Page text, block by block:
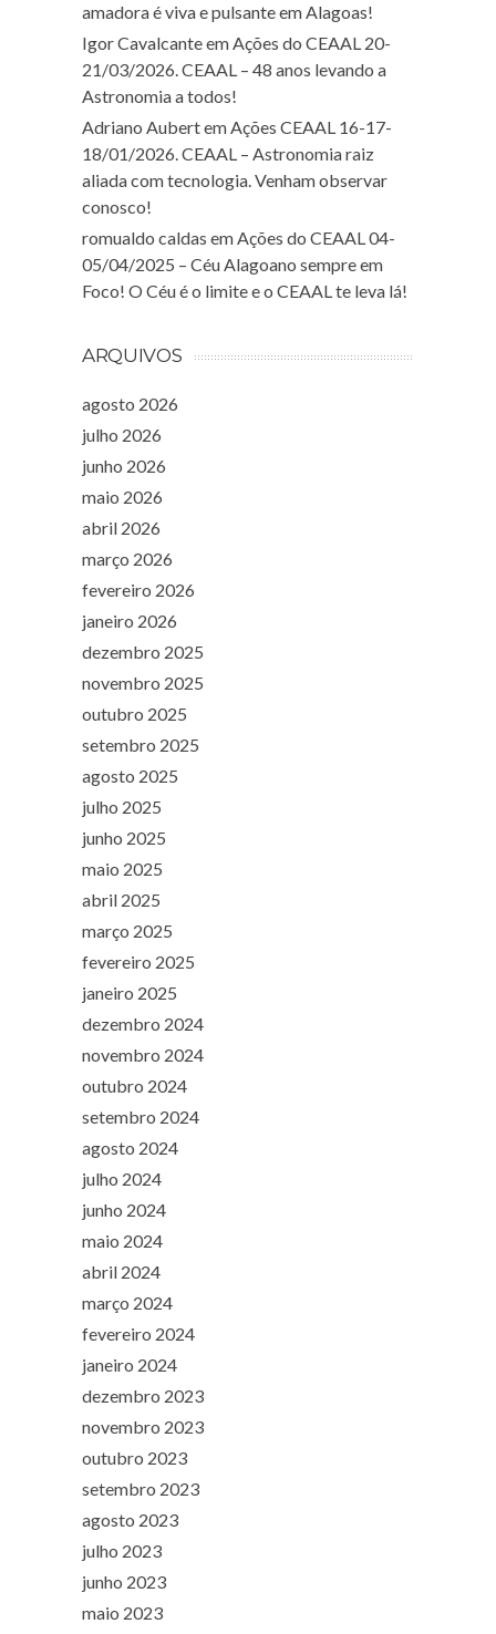
amadora é viva e pulsante em Alagoas!
Igor CavalcanteemAções do CEAAL 20-
21/03/2026. CEAAL – 48 anos levando a
Astronomia a todos!
Adriano AubertemAções CEAAL 16-17-
18/01/2026. CEAAL – Astronomia raiz
aliada com tecnologia. Venham observar
conosco!
romualdo caldas emAções do CEAAL 04-
05/04/2025 – Céu Alagoano sempre em
Foco! O Céu é o limite e o CEAAL te leva lá!
ARQUIVOS
agosto 2026
julho 2026
junho 2026
maio 2026
abril 2026
março 2026
fevereiro 2026
janeiro 2026
dezembro 2025
novembro 2025
outubro 2025
setembro 2025
agosto 2025
julho 2025
junho 2025
maio 2025
abril 2025
março 2025
fevereiro 2025
janeiro 2025
dezembro 2024
novembro 2024
outubro 2024
setembro 2024
agosto 2024
julho 2024
junho 2024
maio 2024
abril 2024
março 2024
fevereiro 2024
janeiro 2024
dezembro 2023
novembro 2023
outubro 2023
setembro 2023
agosto 2023
julho 2023
junho 2023
maio 2023